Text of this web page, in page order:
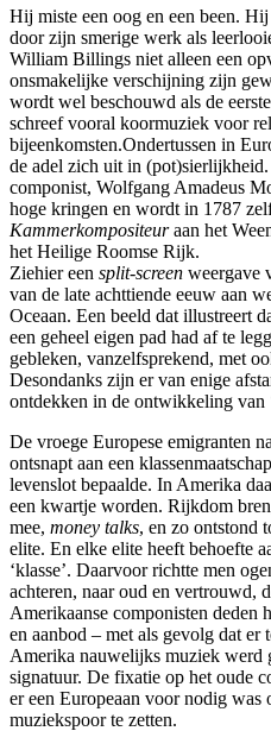
Hij miste een oog en een been.
door zijn smerige werk als
William Billings niet alleen een
onsmakelijke verschijning zijn
wordt wel beschouwd als de
schreef vooral koormuziek voor
bijeenkomsten.Ondertussen in
de adel zich uit in
componist, Wolfgang Amadeus
hoge kringen en wordt in 1787
Kammerkompositeuraan het
het Heilige Roomse Rijk.
Ziehier een split-screen weergave
van de late achttiende eeuw aan
Oceaan. Een beeld dat illustreert
een geheel eigen pad had af te
gebleken, vanzelfsprekend, met
Desondanks zijn er van enige
ontdekken in de ontwikkeling van
De vroege Europese emigranten
ontsnapt aan een
levenslot bepaalde. In Amerika
een kwartje worden. Rijkdom
mee, money talks, en zo ontstond
elite. En elke elite heeft behoefte
‘klasse’. Daarvoor richtte men
achteren, naar oud en vertrouwd,
Amerikaanse componisten deden
en aanbod – met als gevolg dat er
Amerika nauwelijks muziek werd
signatuur. De fixatie op het oude
er een Europeaan voor nodig
muziekspoor te zetten.